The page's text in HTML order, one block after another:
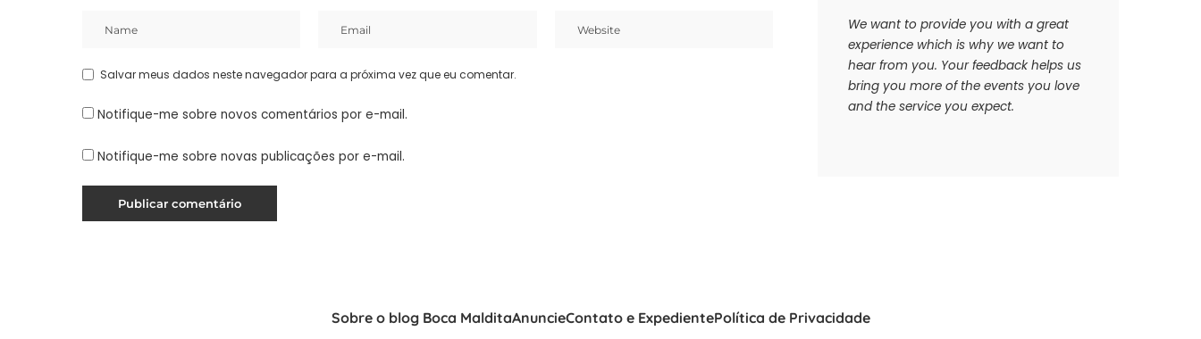
Salvar meus dados neste navegador para a próxima vez que eu comentar.
Notifique-me sobre novos comentários por e-mail.
Notifique-me sobre novas publicações por e-mail.
We want to provide you with a great
experience which is why we want to
hear from you. Your feedback helps us
bring you more of the events you love
and the service you expect.
Sobre o blog Boca MalditaAnuncieContato e ExpedientePolítica de Privacidade